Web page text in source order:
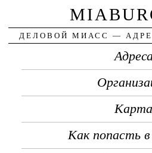
ДЕЛОВОЙ МИАСС —
Адреса
Карта
Как попасть